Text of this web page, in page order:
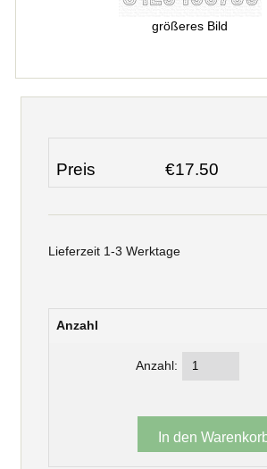
größeres Bild
Preis €17.50
Lieferzeit 1-3 Werktage
Anzahl
Anzahl: